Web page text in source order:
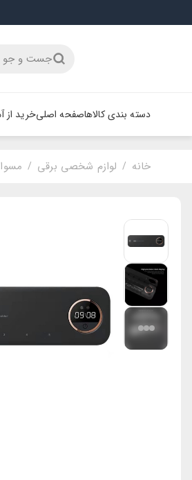
جست و جو
دسته بندی کالاهاصفحه اصلیخرید از
خانه / لوازم شخصی برقی /